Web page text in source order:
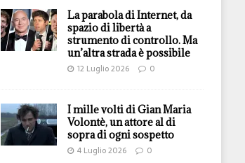
La parabola di Internet, da
spazio di libertà a
strumento di controllo. Ma
un’altra strada è possibile
12 Luglio 2026 0
I mille volti di Gian Maria
Volontè, un attore al di
sopra di ogni sospetto
4 Luglio 2026 0